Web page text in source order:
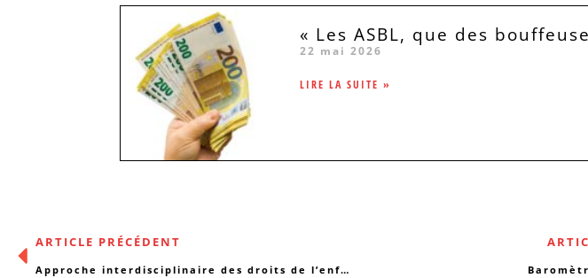
« Les ASBL, que des
22 mai 2026
LIRE LA SUITE »
ARTICLE PRÉCÉDENT
Approche interdisciplinaire des droits de l’enfant